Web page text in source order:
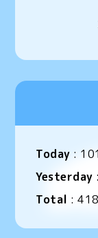
Today : 101
Yesterday :
Total :